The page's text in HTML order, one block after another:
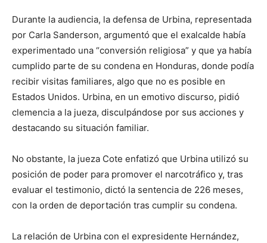
Durante la audiencia, la defensa de Urbina, representada
por Carla Sanderson, argumentó que el exalcalde había
experimentado una “conversión religiosa” y que ya había
cumplido parte de su condena en Honduras, donde podía
recibir visitas familiares, algo que no es posible en
Estados Unidos. Urbina, en un emotivo discurso, pidió
clemencia a la jueza, disculpándose por sus acciones y
destacando su situación familiar.
No obstante, la jueza Cote enfatizó que Urbina utilizó su
posición de poder para promover el narcotráfico y, tras
evaluar el testimonio, dictó la sentencia de 226 meses,
con la orden de deportación tras cumplir su condena.
La relación de Urbina con el expresidente Hernández,